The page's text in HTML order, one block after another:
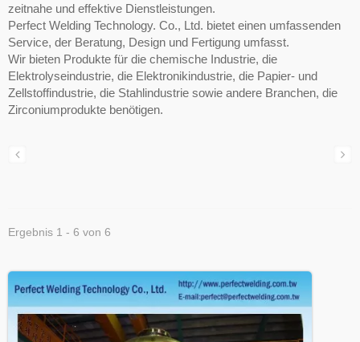
zeitnahe und effektive Dienstleistungen.
Perfect Welding Technology. Co., Ltd. bietet einen umfassenden
Service, der Beratung, Design und Fertigung umfasst.
Wir bieten Produkte für die chemische Industrie, die
Elektrolyseindustrie, die Elektronikindustrie, die Papier- und
Zellstoffindustrie, die Stahlindustrie sowie andere Branchen, die
Zirconiumprodukte benötigen.
Ergebnis 1 - 6 von 6